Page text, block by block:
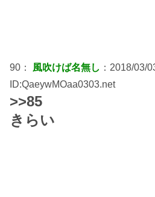
90： 風吹けば名無し ：2018/03/
ID:QaeywMOaa0303.net
>>85
きらい